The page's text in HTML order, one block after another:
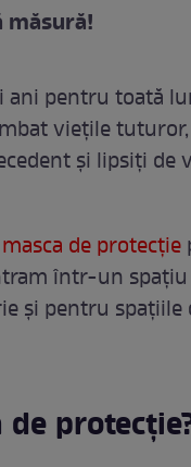
măsură!
pentru toată
viețile
și lipsiți de
masca de protecție
într-un
și pentru spațiile
de